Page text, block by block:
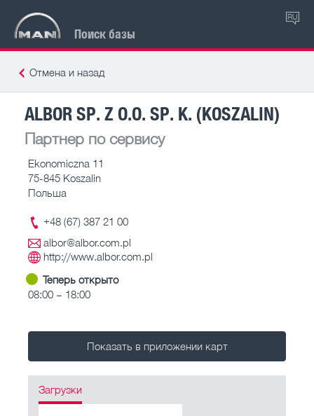
Поиск базы
RU
Отмена и назад
ALBOR SP. Z O.O. SP. K. (KOSZALIN)
Партнер по сервису
Ekonomiczna 11
75-845 Koszalin
Польша
+48 (67) 387 21 00
albor@albor.com.pl
http://www.albor.com.pl
Теперь открыто
08:00 – 18:00
Показать в приложении карт
Загрузки